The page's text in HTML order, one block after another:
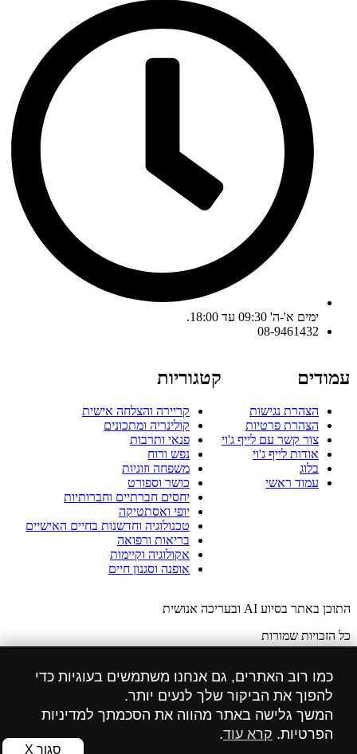
כמו רוב האתרים, גם אנחנו משתמשים בעוגיות כדי
להפוך את הביקור שלך לנעים יותר.
המשך גלישה באתר מהווה את הסכמתך למדיניות
הפרטיות. קרא עוד.
סגור X
ימים א'-ה' 09:30 עד 18:00.
08-9461432
עמודים
הצהרת נגישות
הצהרת פרטיות
צור קשר עם לייף ג'וי
אודות לייף ג'וי
בלוג
עמוד ראשי
קטגוריות
קריירה והצלחה אישית
קולינריה ומתכונים
פנאי ותרבות
נפש ורוח
משפחה וזוגיות
כושר וספורט
יחסים חברתיים וחברותיות
יופי ואסתטיקה
טכנולוגיה וחדשנות בחיים האישיים
בריאות ורפואה
אקולוגיה וקיימות
אופנה וסגנון חיים
התוכן באתר בסיוע AI ובעריכה אנושית
כל הזכויות שמורות
הצהרת מדיניות פרטיות
הצהרת נגישות
הוסט סנטר אחסון אתרים ושרתים